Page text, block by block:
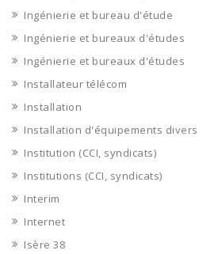
Ingénierie et bureau d'étude
Ingénierie et bureaux d'études
Ingénierie et bureaux d'études
Installateur télécom
Installation
Installation d'équipements divers
Institution (CCI, syndicats)
Institutions (CCI, syndicats)
Interim
Internet
Isère 38